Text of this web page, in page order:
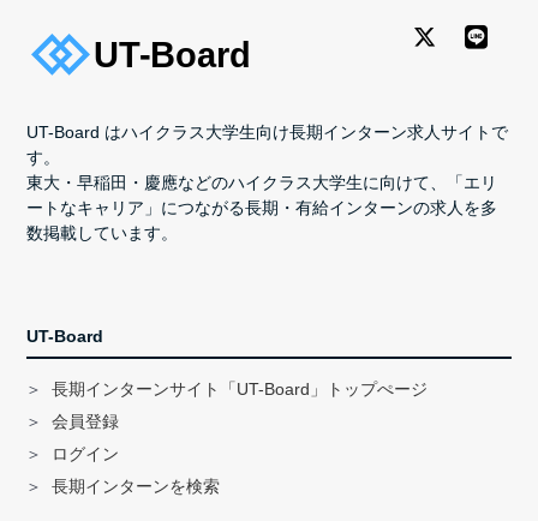
UT-Board はハイクラス大学生向け長期インターン求人サイトで
す。
東大・早稲田・慶應などのハイクラス大学生に向けて、「エリ
ートなキャリア」につながる長期・有給インターンの求人を多
数掲載しています。
UT-Board
長期インターンサイト「UT-Board」トップぺージ
会員登録
ログイン
長期インターンを検索